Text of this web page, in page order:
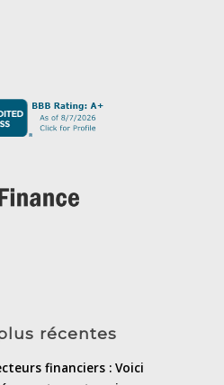
récentes
financiers : Voici